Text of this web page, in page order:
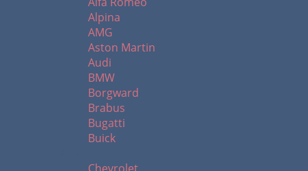
Alpina
AMG
Aston Martin
Audi
BMW
Borgward
Brabus
Bugatti
Buick